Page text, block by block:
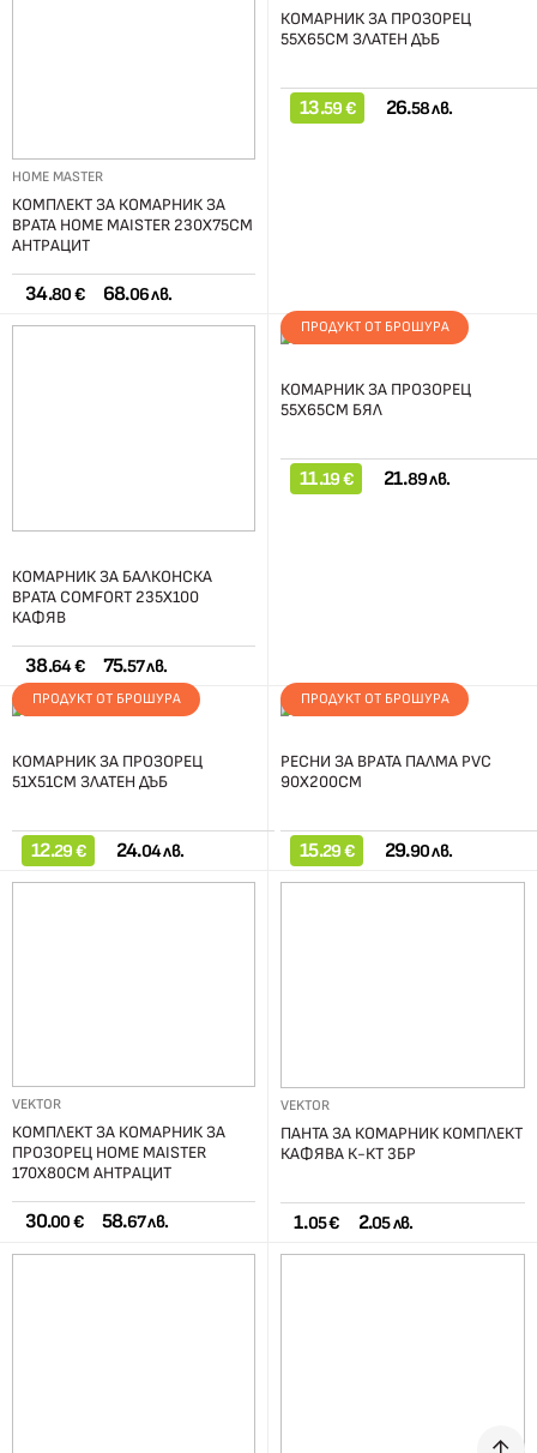
HOME MASTER
КОМПЛЕКТ ЗА КОМАРНИК ЗА
ВРАТА HOME MAISTER 230Х75СМ
АНТРАЦИТ
34.80 € 68.06 лв.
КОМАРНИК ЗА ПРОЗОРЕЦ
55Х65СМ ЗЛАТЕН ДЪБ
13.59 € 26.58 лв.
КОМАРНИК ЗА БАЛКОНСКА
ВРАТА COMFORT 235X100
КАФЯВ
38.64 € 75.57 лв.
ПРОДУКТ ОТ БРОШУРА
КОМАРНИК ЗА ПРОЗОРЕЦ
55Х65СМ БЯЛ
11.19 € 21.89 лв.
ПРОДУКТ ОТ БРОШУРА
КОМАРНИК ЗА ПРОЗОРЕЦ
51Х51СМ ЗЛАТЕН ДЪБ
12.29 € 24.04 лв.
ПРОДУКТ ОТ БРОШУРА
РЕСНИ ЗА ВРАТА ПАЛМА PVC
90Х200СМ
15.29 € 29.90 лв.
VEKTOR
КОМПЛЕКТ ЗА КОМАРНИК ЗА
ПРОЗОРЕЦ HOME MAISTER
170Х80СМ АНТРАЦИТ
30.00 € 58.67 лв.
VEKTOR
ПАНТА ЗА КОМАРНИК КОМПЛЕКТ
КАФЯВА К-КТ 3БР
1.05 € 2.05 лв.